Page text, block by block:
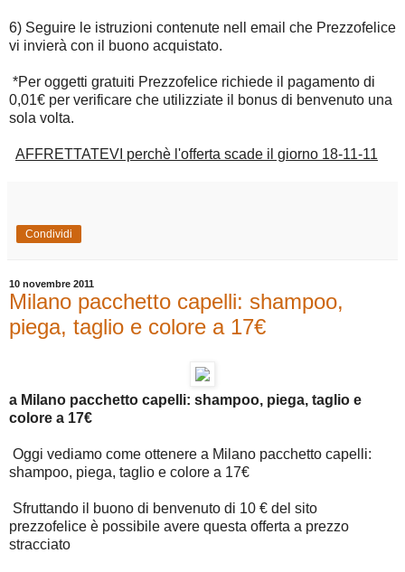
6) Seguire le istruzioni contenute nell email che Prezzofelice
vi invierà con il buono acquistato.
*Per oggetti gratuiti Prezzofelice richiede il pagamento di
0,01€ per verificare che utilizziate il bonus di benvenuto una
sola volta.
AFFRETTATEVI perchè l'offerta scade il giorno 18-11-11
Condividi
10 novembre 2011
Milano pacchetto capelli: shampoo,
piega, taglio e colore a 17€
a Milano pacchetto capelli: shampoo, piega, taglio e
colore a 17€
Oggi vediamo come ottenere a Milano pacchetto capelli:
shampoo, piega, taglio e colore a 17€
Sfruttando il buono di benvenuto di 10 € del sito
prezzofelice è possibile avere questa offerta a prezzo
stracciato